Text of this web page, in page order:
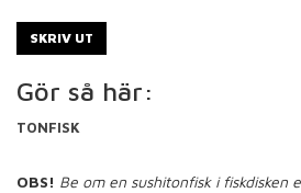
SKRIV UT
Gör så här:
TONFISK
OBS! Be om en sushitonfisk i fiskdisken